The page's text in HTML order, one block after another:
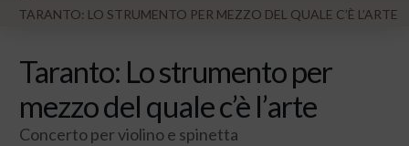
TARANTO: LO STRUMENTO PER MEZZO DEL QUALE C’È L’ARTE
Taranto: Lo strumento per
mezzo del quale c’è l’arte
Concerto per violino e spinetta